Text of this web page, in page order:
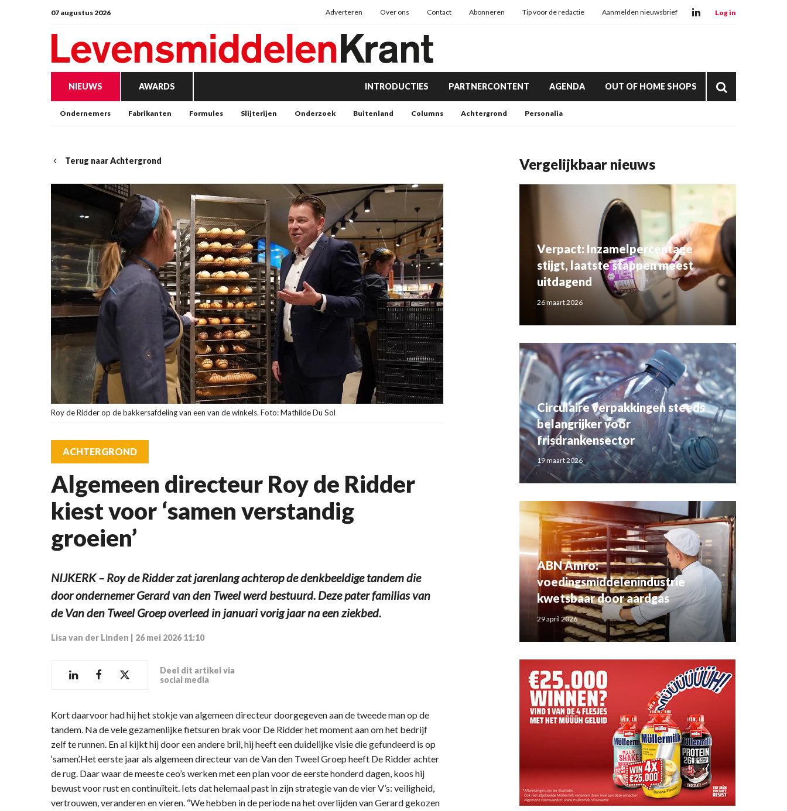
07 augustus 2026 Adverteren Over ons Contact Abonneren Tip voor de redactie Aanmelden nieuwsbrief Log in
NIEUWS AWARDS INTRODUCTIES PARTNERCONTENT AGENDA OUT OF HOME SHOPS
Ondernemers Fabrikanten Formules Slijterijen Onderzoek Buitenland Columns Achtergrond Personalia
Terug naar Achtergrond
Roy de Ridder op de bakkersafdeling van een van de winkels. Foto: Mathilde Du Sol
ACHTERGROND
Algemeen directeur Roy de Ridder
kiest voor ‘samen verstandig
groeien’
NIJKERK – Roy de Ridder zat jarenlang achterop de denkbeeldige tandem die
door ondernemer Gerard van den Tweel werd bestuurd. Deze pater familias van
de Van den Tweel Groep overleed in januari vorig jaar na een ziekbed.
Lisa van der Linden 26 mei 2026 11:10
Deel dit artikel via
social media
Kort daarvoor had hij het stokje van algemeen directeur doorgegeven aan de tweede man op de
tandem. Na de vele gezamenlijke fietsuren brak voor De Ridder het moment aan om het bedrijf
zelf te runnen. En al kijkt hij door een andere bril, hij heeft een duidelijke visie die gefundeerd is op
‘samen’.Het eerste jaar als algemeen directeur van de Van den Tweel Groep heeft De Ridder achter
de rug. Daar waar de meeste ceo’s werken met een plan voor de eerste honderd dagen, koos hij
bewust voor rust en continuïteit. Iets dat helemaal past in zijn strategie van de vier V’s: veiligheid,
vertrouwen, veranderen en vieren. “We hebben in de periode na het overlijden van Gerard gekozen
Vergelijkbaar nieuws
Verpact: Inzamelpercentage
stijgt, laatste stappen meest
uitdagend
26 maart 2026
Circulaire verpakkingen steeds
belangrijker voor
frisdrankensector
19 maart 2026
ABN Amro:
voedingsmiddelenindustrie
kwetsbaar door aardgas
29 april 2026